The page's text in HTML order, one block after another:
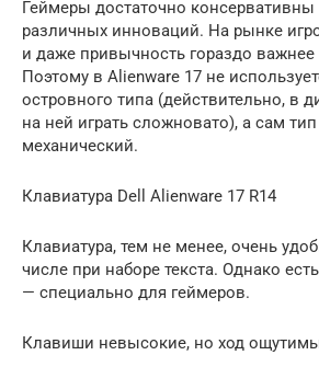
Геймеры достаточно
различных инноваций. На рынке
и даже привычность гораздо важнее
Поэтому в Alienware 17 не
островного типа (действительно, в
на ней играть сложновато), а сам
механический.
Клавиатура Dell Alienware 17 R14
Клавиатура, тем не менее, очень
числе при наборе текста. Однако
— специально для геймеров.
Клавиши невысокие, но ход